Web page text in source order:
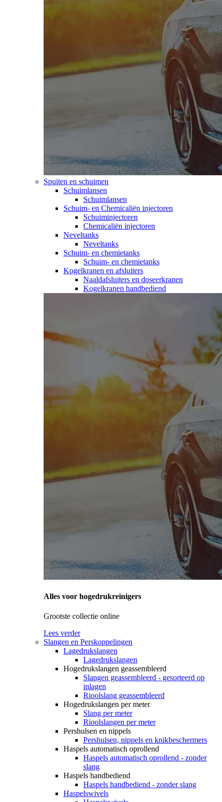
Spuiten en schuimen
Schuimlansen
Schuimlansen
Schuim- en Chemicaliën injectoren
Schuiminjectoren
Chemicaliën injectoren
Neveltanks
Neveltanks
Schuim- en chemietanks
Schuim- en chemietanks
Kogelkranen en afsluiters
Naaldafsluiters en doseerkranen
Kogelkranen handbediend
Alles voor hogedrukreinigers
Grootste collectie online
Lees verder
Slangen en Perskoppelingen
Lagedrukslangen
Lagedrukslangen
Hogedrukslangen geassembleerd
Slangen geassembleerd - gesorteerd op
inlagen
Rioolslang geassembleerd
Hogedrukslangen per meter
Slang per meter
Rioolslangen per meter
Pershulsen en nippels
Pershulsen, nippels en knikbeschermers
Haspels automatisch oprollend
Haspels automatisch oprollend - zonder
slang
Haspels handbediend
Haspels handbediend - zonder slang
Haspelswivels